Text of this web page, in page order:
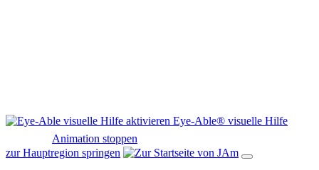
Eye-Able® visuelle Hilfe
Animation stoppen
zur Hauptregion springen